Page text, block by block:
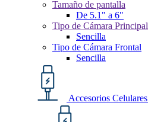
Tamaño de pantalla
De 5.1" a 6"
Tipo de Cámara Principal
Sencilla
Tipo de Cámara Frontal
Sencilla
Accesorios Celulares